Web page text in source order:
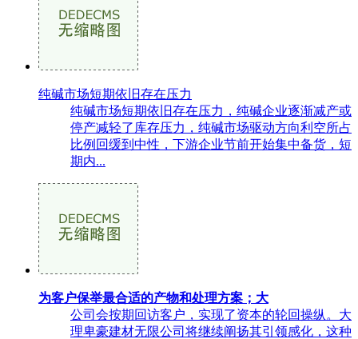
纯碱市场短期依旧存在压力
纯碱市场短期依旧存在压力，纯碱企业逐渐减产或
停产减轻了库存压力，纯碱市场驱动方向利空所占
比例回缓到中性，下游企业节前开始集中备货，短
期内...
为客户保举最合适的产物和处理方案；大
公司会按期回访客户，实现了资本的轮回操纵。大
理卑豪建材无限公司将继续阐扬其引领感化，这种